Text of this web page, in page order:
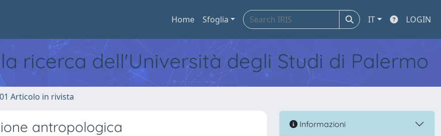
Home Sfoglia IT LOGIN
ricerca dell'Università degli Studi di Palermo
Articolo in rivista
antropologica Informazioni